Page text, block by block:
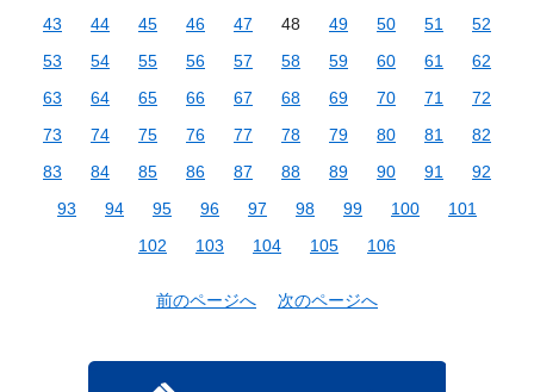
43
44 45 46 47 48 49 50 51
52
53
54 55 56 57 58 59 60 61
62
63
64 65 66 67 68 69 70 71
72
73
74 75 76 77 78 79 80 81
82
83
84 85 86 87 88 89 90 91
92
93
94 95 96 97 98 99 100
101
102
103 104 105 106
前のページへ 次のページへ